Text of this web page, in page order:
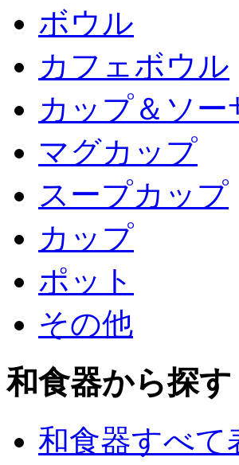
ボウル
カフェボウル
カップ＆ソー
マグカップ
スープカップ
カップ
ポット
その他
和食器から探す
和食器すべて